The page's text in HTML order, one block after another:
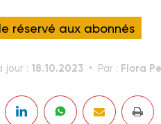
réservé aux abonnés
jour : 18.10.2023 Par : Flora